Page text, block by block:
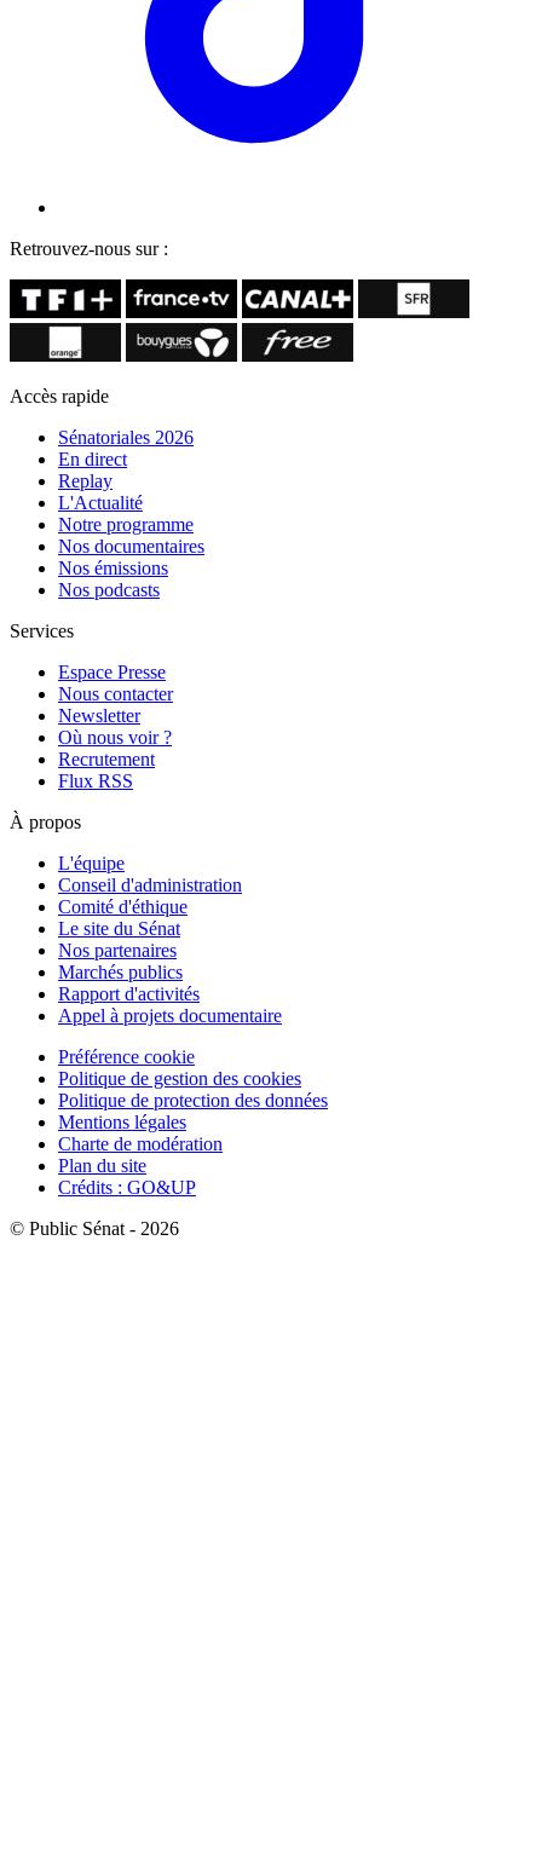
Retrouvez-nous sur :
Accès rapide
Sénatoriales 2026
En direct
Replay
L'Actualité
Notre programme
Nos documentaires
Nos émissions
Nos podcasts
Services
Espace Presse
Nous contacter
Newsletter
Où nous voir ?
Recrutement
Flux RSS
À propos
L'équipe
Conseil d'administration
Comité d'éthique
Le site du Sénat
Nos partenaires
Marchés publics
Rapport d'activités
Appel à projets documentaire
Préférence cookie
Politique de gestion des cookies
Politique de protection des données
Mentions légales
Charte de modération
Plan du site
Crédits : GO&UP
© Public Sénat - 2026